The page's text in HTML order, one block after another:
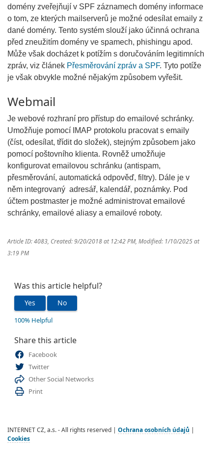
domény zveřejňují v SPF záznamech domény informace
o tom, ze kterých mailserverů je možné odesílat emaily z
dané domény. Tento systém slouží jako účinná ochrana
před zneužitím domény ve spamech, phishingu apod.
Může však docházet k potížím s doručováním legitimních
zpráv, viz článek Přesměrování zpráv a SPF. Tyto potíže
je však obvykle možné nějakým způsobem vyřešit.
Webmail
Je webové rozhraní pro přístup do emailové schránky.
Umožňuje pomocí IMAP protokolu pracovat s emaily
(číst, odesílat, třídit do složek), stejným způsobem jako
pomocí poštovního klienta. Rovněž umožňuje
konfigurovat emailovou schránku (antispam,
přesměrování, automatická odpověď, filtry). Dále je v
něm integrovaný adresář, kalendář, poznámky. Pod
účtem postmaster je možné administrovat emailové
schránky, emailové aliasy a emailové roboty.
Article ID: 4083, Created: 9/20/2018 at 12:42 PM, Modified: 1/10/2025 at
3:19 PM
Was this article helpful?
Yes No
100% Helpful
Share this article
Facebook
Twitter
Other Social Networks
Print
INTERNET CZ, a.s. - All rights reserved | Ochrana osobních údajů
Cookies